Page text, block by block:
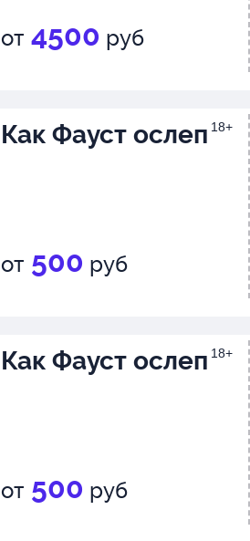
от 4500 руб
Как Фауст ослеп 18+
от 500 руб
Как Фауст ослеп 18+
от 500 руб